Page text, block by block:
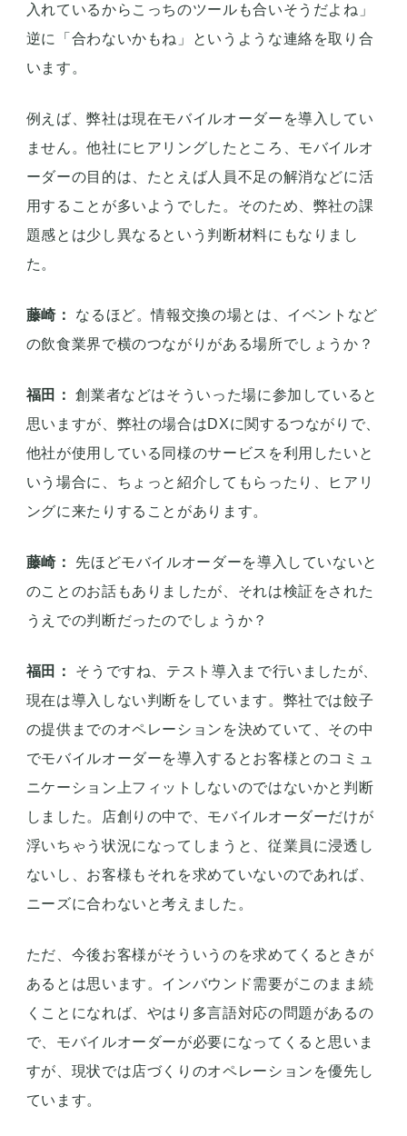
入れているからこっちのツールも合いそうだよね」
逆に「合わないかもね」というような連絡を取り合
います。
例えば、弊社は現在モバイルオーダーを導入してい
ません。他社にヒアリングしたところ、モバイルオ
ーダーの目的は、たとえば人員不足の解消などに活
用することが多いようでした。そのため、弊社の課
題感とは少し異なるという判断材料にもなりまし
た。
藤崎：
なるほど。情報交換の場とは、イベントなど
の飲食業界で横のつながりがある場所でしょうか？
福田：
創業者などはそういった場に参加していると
思いますが、弊社の場合はDXに関するつながりで、
他社が使用している同様のサービスを利用したいと
いう場合に、ちょっと紹介してもらったり、ヒアリ
ングに来たりすることがあります。
藤崎：
先ほどモバイルオーダーを導入していないと
のことのお話もありましたが、それは検証をされた
うえでの判断だったのでしょうか？
福田：
そうですね、テスト導入まで行いましたが、
現在は導入しない判断をしています。弊社では餃子
の提供までのオペレーションを決めていて、その中
でモバイルオーダーを導入するとお客様とのコミュ
ニケーション上フィットしないのではないかと判断
しました。店創りの中で、モバイルオーダーだけが
浮いちゃう状況になってしまうと、従業員に浸透し
ないし、お客様もそれを求めていないのであれば、
ニーズに合わないと考えました。
ただ、今後お客様がそういうのを求めてくるときが
あるとは思います。インバウンド需要がこのまま続
くことになれば、やはり多言語対応の問題があるの
で、モバイルオーダーが必要になってくると思いま
すが、現状では店づくりのオペレーションを優先し
ています。